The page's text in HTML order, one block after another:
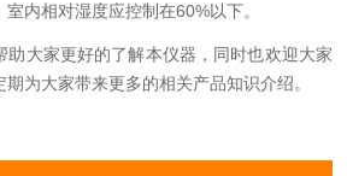
室内相对湿度应控制在60%以下。
家更好的了解本仪器，同时也欢迎大家
为大家带来更多的相关产品知识介绍。